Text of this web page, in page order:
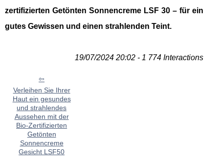
zertifizierten Getönten Sonnencreme LSF 30 – für ein
gutes Gewissen und einen strahlenden Teint.
19/07/2024 20:02 - 1 774 Interactions
Verleihen Sie Ihrer
Haut ein gesundes
und strahlendes
Aussehen mit der
Bio-Zertifizierten
Getönten
Sonnencreme
Gesicht LSF50